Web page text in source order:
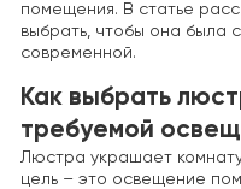
помещения. В статье
выбрать, чтобы она была
современной.
Как выбрать
требуемой
Люстра украшает
цель – это освещение